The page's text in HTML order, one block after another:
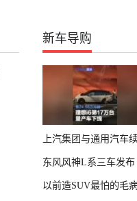
新车导购
上汽集团与通用汽车
东风风神L系三车发布
以前造SUV最怕的毛